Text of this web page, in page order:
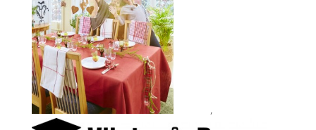
,